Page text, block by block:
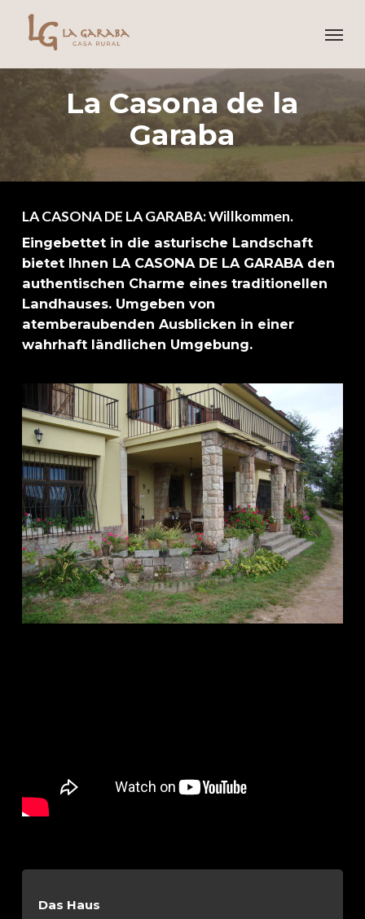
Menu
La Casona de la
Garaba
LA CASONA DE LA GARABA: Willkommen.
Eingebettet in die asturische Landschaft
bietet Ihnen LA CASONA DE LA GARABA den
authentischen Charme eines traditionellen
Landhauses. Umgeben von
atemberaubenden Ausblicken in einer
wahrhaft ländlichen Umgebung.
Das Haus